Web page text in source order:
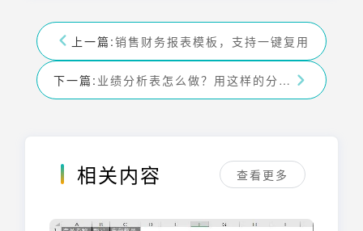
上一篇:销售财务报表模板，支持一键复用
下一篇: 业绩分析表怎么做？用这样的分析模板
相关内容 查看更多